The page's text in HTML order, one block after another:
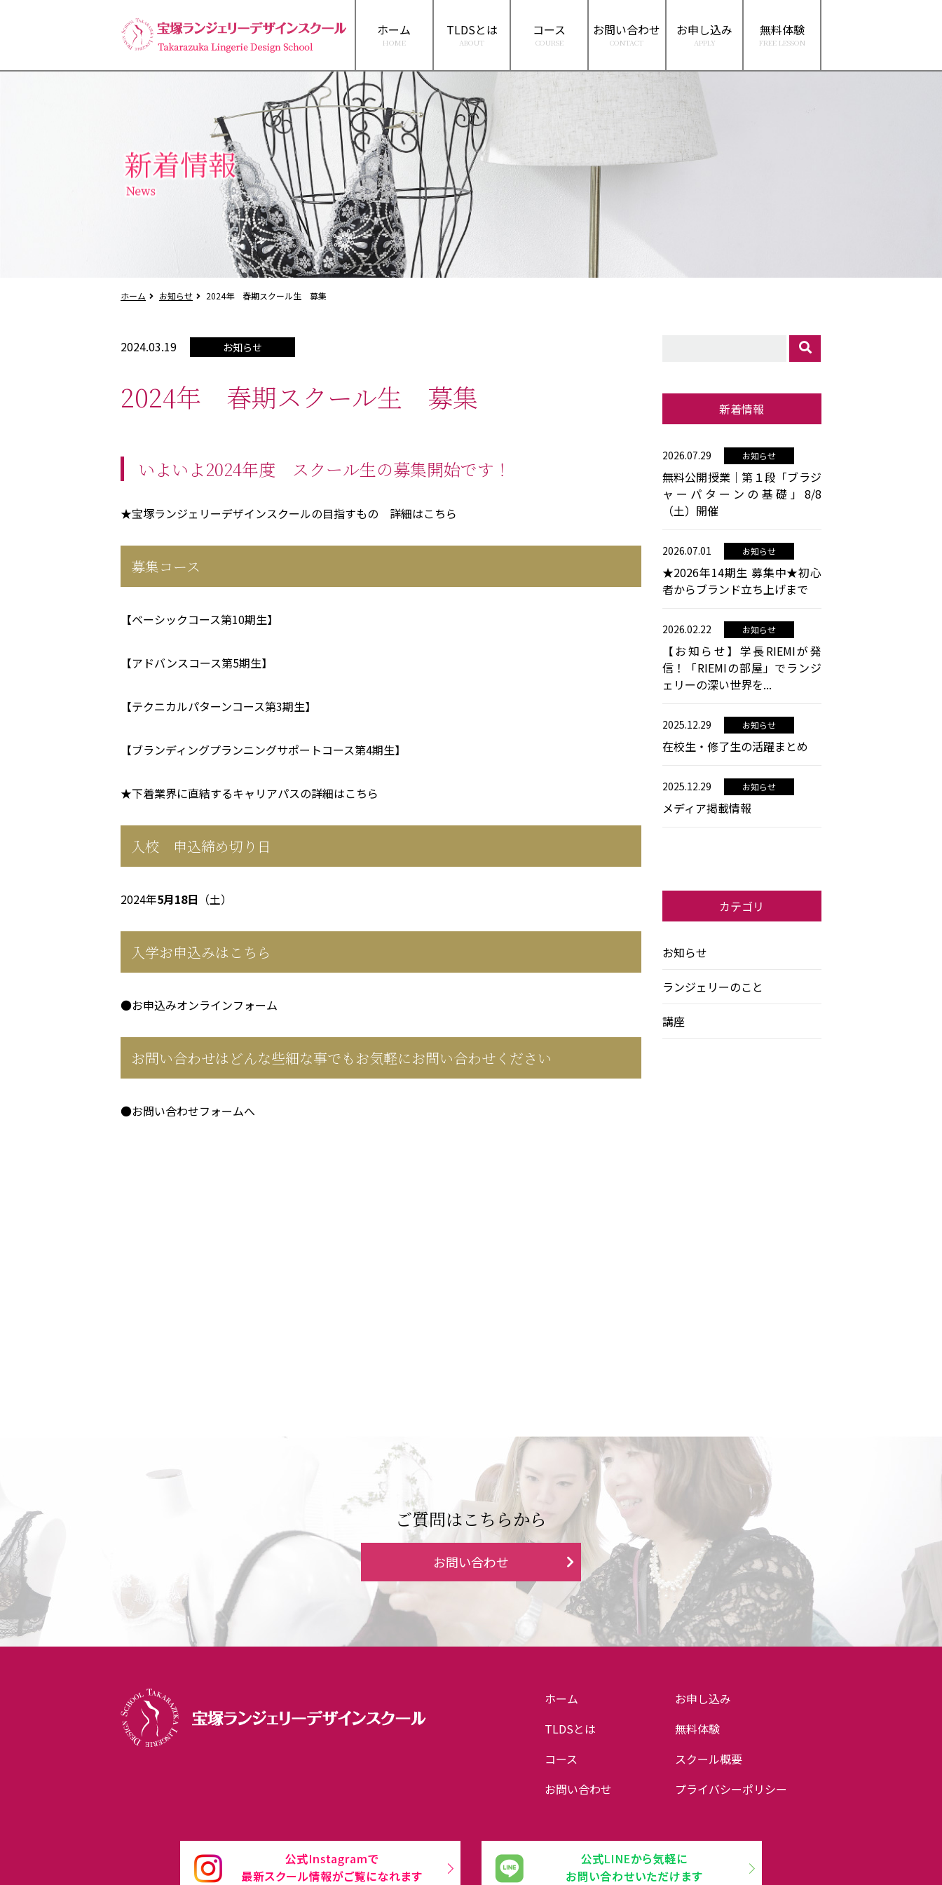
ホーム
HOME
TLDSとは
ABOUT
コース
COURSE
お問い合わせ
CONTACT
お申し込み
APPLY
無料体験
FREE LESSON
ホーム お知らせ 2024年 春期スクール生 募集
2024.03.19 お知らせ
2024年 春期スクール生 募集
いよいよ2024年度 スクール生の募集開始です！
★宝塚ランジェリーデザインスクールの目指すもの 詳細はこちら
募集コース
【ベーシックコース第10期生】
【アドバンスコース第5期生】
【テクニカルパターンコース第3期生】
【ブランディングプランニングサポートコース第4期生】
★下着業界に直結するキャリアパスの詳細はこちら
入校 申込締め切り日
2024年5月18日 （土）
入学お申込みはこちら
●お申込みオンラインフォーム
お問い合わせはどんな些細な事でもお気軽にお問い合わせください
●お問い合わせフォームへ
新着情報
2026.07.29 お知らせ
無料公開授業│第１段「ブラジ
ャーパターンの基礎」8/8
（土）開催
2026.07.01 お知らせ
★2026年14期生 募集中★初心
者からブランド立ち上げまで
2026.02.22 お知らせ
【お知らせ】学長RIEMIが発
信！「RIEMIの部屋」でランジ
ェリーの深い世界を...
2025.12.29 お知らせ
在校生・修了生の活躍まとめ
2025.12.29 お知らせ
メディア掲載情報
カテゴリ
お知らせ
ランジェリーのこと
講座
ご質問はこちらから
お問い合わせ
ホーム
TLDSとは
コース
お問い合わせ
お申し込み
無料体験
スクール概要
プライバシーポリシー